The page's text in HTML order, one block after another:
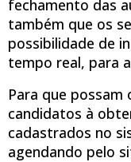
fechamento das
também que os
possibilidade de
tempo real, para
Para que
candidatos à
cadastrados no
agendando pelo